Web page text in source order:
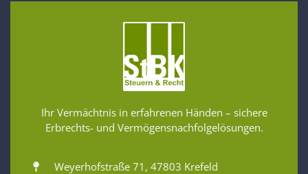
Ihr Vermächtnis in erfahrenen Händen – sichere
Erbrechts- und Vermögensnachfolgelösungen.
Weyerhofstraße 71, 47803 Krefeld